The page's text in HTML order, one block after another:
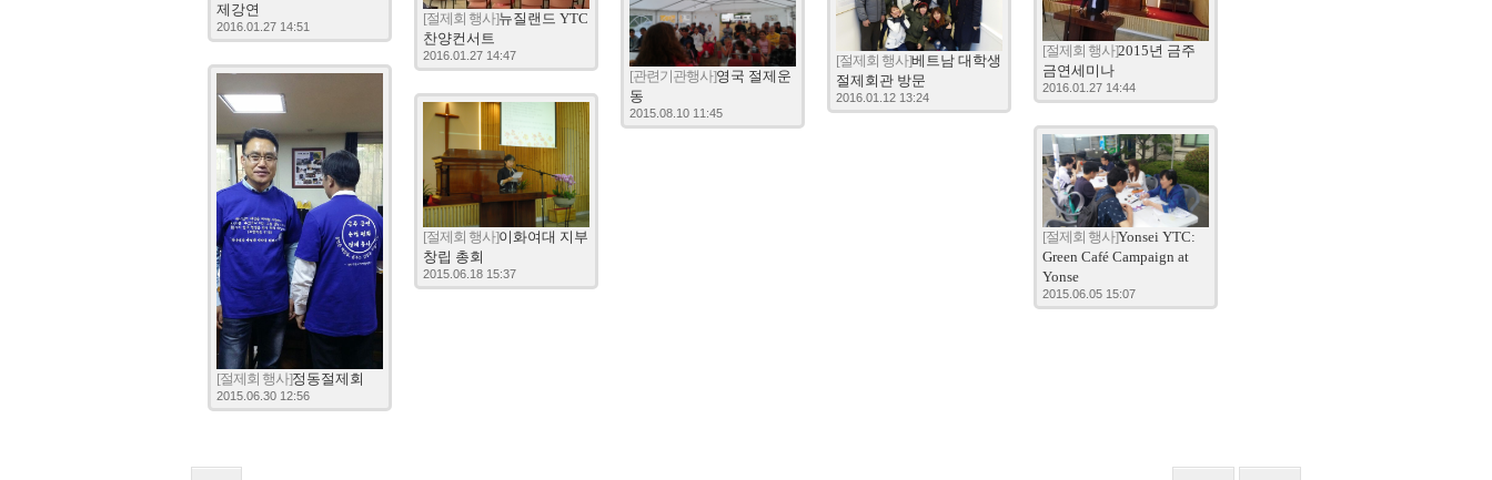
제강연
2016.01.27 14:51 [절제회 행사]뉴질랜드 YTC
찬양컨서트
2016.01.27 14:47 [절제회 행사]2015년 금주
금연세미나
2016.01.27 14:44
[절제회 행사]베트남 대학생
절제회관 방문
2016.01.12 13:24
[관련기관행사]영국 절제운
동
2015.08.10 11:45
[절제회 행사]정동절제회
2015.06.30 12:56
[절제회 행사]이화여대 지부
창립 총회
2015.06.18 15:37
[절제회 행사]Yonsei YTC:
Green Café Campaign at
Yonse
2015.06.05 15:07